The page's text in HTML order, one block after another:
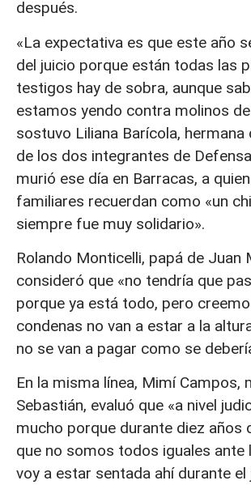
después.
«La expectativa es que este año
del juicio porque están todas las
testigos hay de sobra, aunque
estamos yendo contra molinos
sostuvo Liliana Barícola, hermana
de los dos integrantes de
murió ese día en Barracas, a
familiares recuerdan como «un
siempre fue muy solidario».
Rolando Monticelli, papá de Juan
consideró que «no tendría que
porque ya está todo, pero
condenas no van a estar a la
no se van a pagar como se
En la misma línea, Mimí Campos,
Sebastián, evaluó que «a nivel
mucho porque durante diez años
que no somos todos iguales ante
voy a estar sentada ahí durante el